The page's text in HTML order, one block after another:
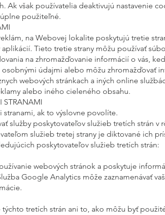
Ak však používatelia deaktivujú nastavenie
použiteľné.
na Webovej lokalite poskytujú tretie
Tieto tretie strany môžu používať
na zhromažďovanie informácií o vás,
údajmi alebo môžu zhromažďovať
webových stránkach a iných online
alebo iného cieleného obsahu.
STRANAMI
ak to výslovne povolíte.
služby poskytovateľov služieb tretích strán v
služieb tretej strany je diktované ich
poskytovateľov služieb tretích strán:
webových stránok a poskytuje
Google Analytics môže zaznamenávať
tretích strán ani to, ako môžu byť